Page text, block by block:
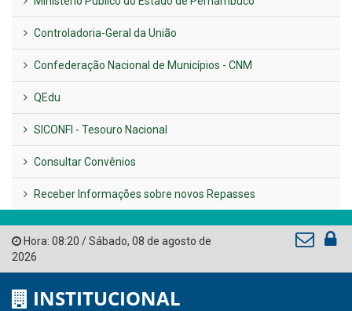
UTILIDADE PÚBLICA
Previous
Next
LINKS ÚTEIS
AMUPE
Governo de Pernambuco
Tribunal de Contas do Estado de Pernambuco
Ministério Público do Estado de Pernambuco
Controladoria-Geral da União